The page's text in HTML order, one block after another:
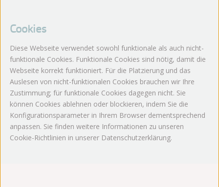
Cookies
Diese Webseite verwendet sowohl funktionale als auch nicht-
funktionale Cookies. Funktionale Cookies sind nötig, damit die
Webseite korrekt funktioniert. Für die Platzierung und das
Auslesen von nicht-funktionalen Cookies brauchen wir Ihre
Zustimmung; für funktionale Cookies dagegen nicht. Sie
können Cookies ablehnen oder blockieren, indem Sie die
Konfigurationsparameter in Ihrem Browser dementsprechend
anpassen. Sie finden weitere Informationen zu unseren
Cookie-Richtlinien in unserer Datenschutzerklärung.